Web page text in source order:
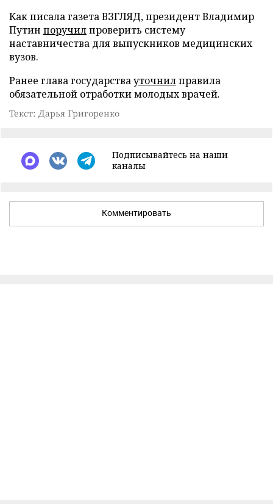
Как писала газета ВЗГЛЯД, президент Владимир
Путин поручилпроверить систему
наставничества для выпускников медицинских
вузов.
Ранее глава государствауточнилправила
обязательной отработки молодых врачей.
Текст: Дарья Григоренко
Подписывайтесь на наши
каналы
Комментировать